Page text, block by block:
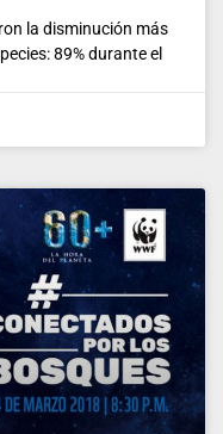
la disminución más
89% durante el